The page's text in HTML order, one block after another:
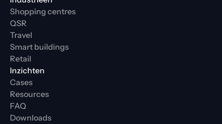
Shopping centres
QSR
Travel
Smart buildings
Retail
Inzichten
Cases
Resources
FAQ
Downloads